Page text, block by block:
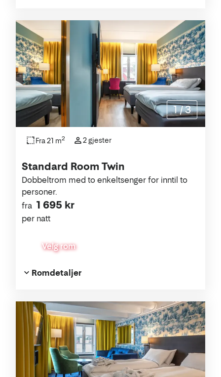
Standard Room Twin
fra 1 695 kr
per natt
Dobbeltrom med to enkeltsenger for inntil to
personer.
Velg rom
Fra 21 m2 2 gjester
Romdetaljer
1 /3